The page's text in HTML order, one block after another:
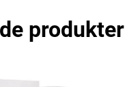
produkter